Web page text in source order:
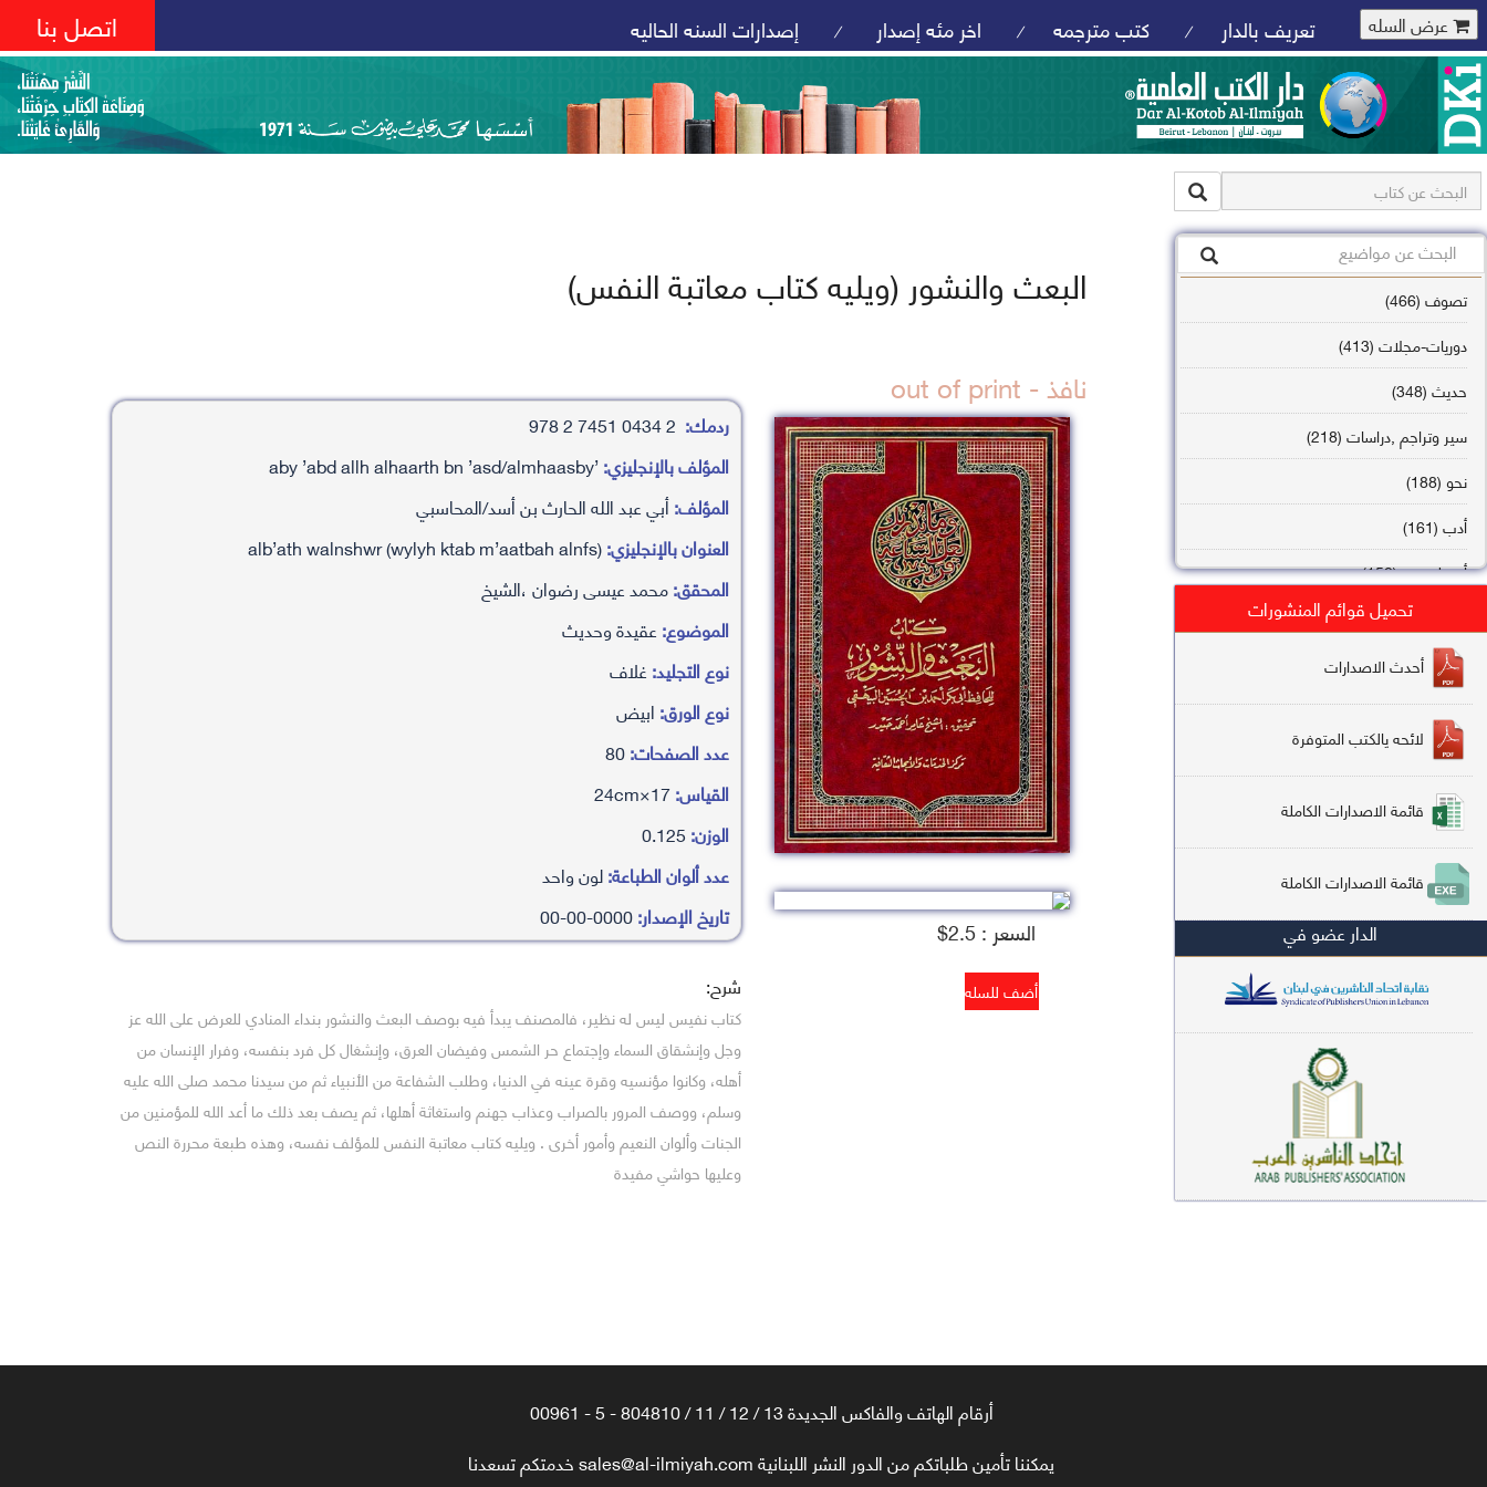
عرض السله تعريف بالدار / كتب مترجمه / اخر مئه إصدار / إصدارات السنه الحاليه اتصل بنا
تصوف (466)
دوريات-مجلات (413)
حديث (348)
سير وتراجم ,دراسات (218)
نحو (188)
أدب (161)
أصول فقه (158)
تاريخ (138)
فقه شافعي (132)
فقه حنفي (113)
فقه مالكي (112)
تفسير قرآن (106)
علم كلام (96)
أخلاق وتصوف (91)
سير وتراجم (90)
معاجم لغوية (89)
سيرة نبوية وتصوف (81)
دراسات إسلامية (75)
شعر (72)
تحميل قوائم المنشورات
أحدث الاصدارات
لائحه يالكتب المتوفرة
قائمة الاصدارات الكاملة
قائمة الاصدارات الكاملة
الدار عضو في
البعث والنشور (ويليه كتاب معاتبة النفس)
نافذ - out of print
السعر : 2.5$
ردمك:
المؤلف بالإنجليزي:’aby ’abd allh alhaarth bn ’asd/almhaasby
المؤلف:أبي عبد الله الحارث بن أسد/المحاسبي
العنوان بالإنجليزي:alb’ath walnshwr (wylyh ktab m’aatbah alnfs)
المحقق:محمد عيسى رضوان ،الشيخ
الموضوع:عقيدة وحديث
نوع التجليد:غلاف
نوع الورق:ابيض
عدد الصفحات:80
القياس:17×24cm
الوزن:
عدد ألوان الطباعة:لون واحد
تاريخ الإصدار:0000-00-00
شرح:
كتاب نفيس ليس له نظير، فالمصنف يبدأ فيه بوصف البعث والنشور بنداء المنادي للعرض على الله عز
وجل وإنشقاق السماء وإجتماع حر الشمس وفيضان العرق، وإنشغال كل فرد بنفسه، وفرار الإنسان من
أهله، وكانوا مؤنسيه وقرة عينه في الدنيا، وطلب الشفاعة من الأنبياء ثم من سيدنا محمد صلى الله عليه
وسلم، ووصف المرور بالصراب وعذاب جهنم واستغاثة أهلها، ثم يصف بعد ذلك ما أعد الله للمؤمنين من
الجنات وألوان النعيم وأمور أخرى . ويليه كتاب معاتبة النفس للمؤلف نفسه، وهذه طبعة محررة النص
وعليها حواشي مفيدة
أرقام الهاتف والفاكس الجديدة 13 / 12 / 11 / 804810 - 5 - 00961
يمكننا تأمين طلباتكم من الدور النشر اللبنانية sales@al-ilmiyah.com خدمتكم تسعدنا